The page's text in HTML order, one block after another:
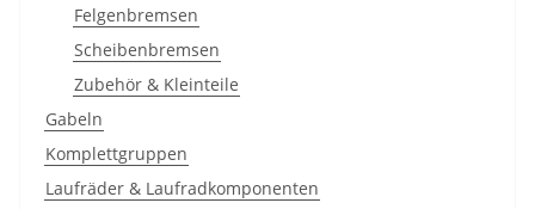
Felgenbremsen
Scheibenbremsen
Zubehör & Kleinteile
Gabeln
Komplettgruppen
Laufräder & Laufradkomponenten